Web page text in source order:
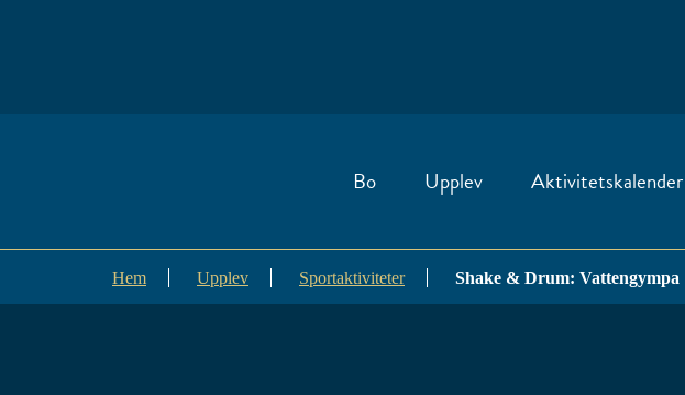
Bo Upplev Aktivitetskalender
Hem Upplev Sportaktiviteter Shake & Drum: Vattengympa